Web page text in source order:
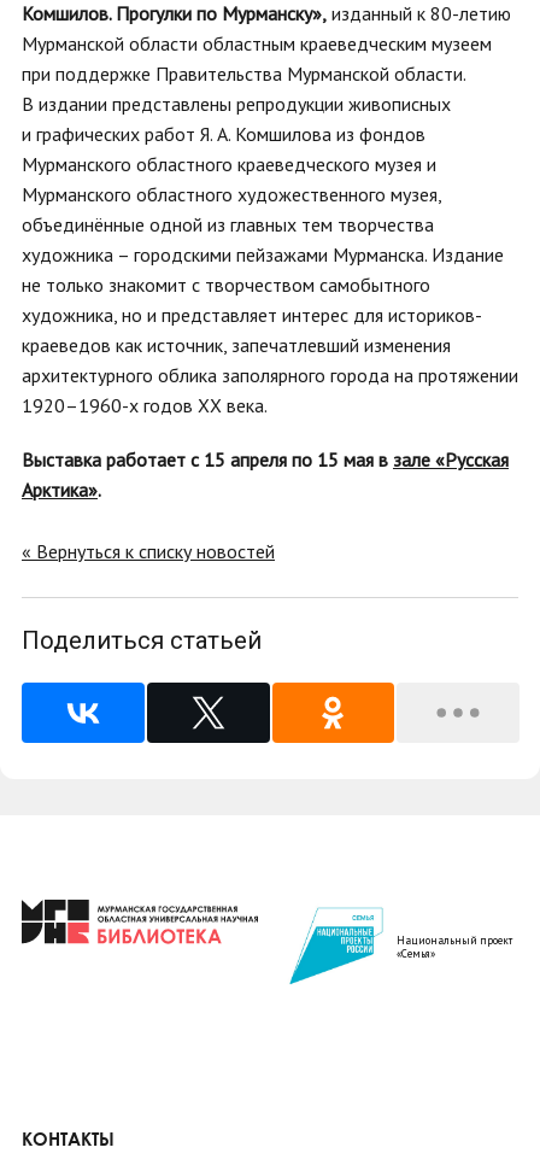
Комшилов. Прогулки по Мурманску», изданный к 80-летию
Мурманской области областным краеведческим музеем
при поддержке Правительства Мурманской области.
В издании представлены репродукции живописных
и графических работ Я. А. Комшилова из фондов
Мурманского областного краеведческого музея и
Мурманского областного художественного музея,
объединённые одной из главных тем творчества
художника – городскими пейзажами Мурманска. Издание
не только знакомит с творчеством самобытного
художника, но и представляет интерес для историков-
краеведов как источник, запечатлевший изменения
архитектурного облика заполярного города на протяжении
1920–1960-х годов XX века.
Выставка работает с 15 апреля по 15 мая в зале «Русская
Арктика».
« Вернуться к списку новостей
Поделиться статьей
Национальный проект
«Семья»
КОНТАКТЫ